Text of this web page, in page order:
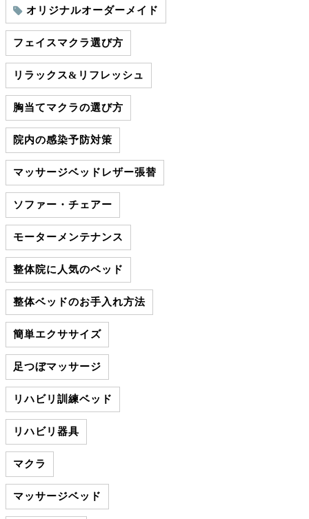
オリジナルオーダーメイド
フェイスマクラ選び方
リラックス&リフレッシュ
胸当てマクラの選び方
院内の感染予防対策
マッサージベッドレザー張替
ソファー・チェアー
モーターメンテナンス
整体院に人気のベッド
整体ベッドのお手入れ方法
簡単エクササイズ
足つぼマッサージ
リハビリ訓練ベッド
リハビリ器具
マクラ
マッサージベッド